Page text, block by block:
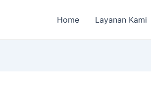
Home Layanan Kami